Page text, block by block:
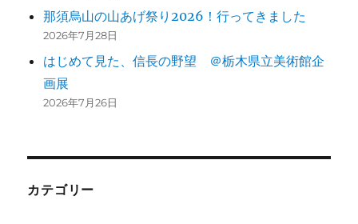
那須烏山の山あげ祭り2026！行ってきました
2026年7月28日
はじめて見た、信長の野望 ＠栃木県立美術館企
画展
2026年7月26日
カテゴリー